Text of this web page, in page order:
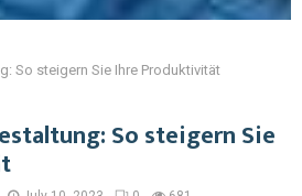
So steigern Sie Ihre Produktivität
So steigern Sie